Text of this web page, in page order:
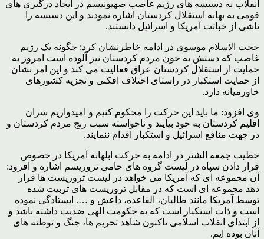
انقلاب به دسیسه های رژیم غاصب صهیونیسم در ایجاد درگیری های
قومی به بهانه استقلال کردستان اشاره نمودند و این دسیسه را
ناشی از خباثت آمریکا و اسرائیل دانستند.
حجت الاسلام موسوی در ادامه خاطرنشان کرد: چگونه یک رژیم
غاصب که دستش به خون مردم کردستان نیز آلوده است امروز به
حمایت از استقلال کردستان عراق فعالیت می کند و این امر نشان
از حمایت استکبار در راستای اختلاف افکنی و تجزیه کشور‌های
خاورمیانه دارد.
وی افزود: ما باید این حرکت را محکوم کنیم و امیدواریم سران
اقلیم کردستان به خود بیایند و ناخواسته سبب رنج مردم کردستان و
در جهت منافع اسرائیل و استکبار اقدام ننمایند.
خطیب جمعه الشتر در ادامه به حرکت ابلهانه آمریکا در خصوص
قرار دادن سپاه در لیست گروه های حامی تروریسم اشاره و افزود:
آن مجموعه ای که آمریکا می خواهد در لیست تروریست ها قرار
دهد مجموعه ای است که در مقابل تروریست های تربیت شده
توسط آمریکا مانند طالبان، القاعده، داعش و …. ایستادگی نموده
است و ذات استکبار است که به حکومت الهی ضدیت داشته باشد و
از ابتدای انقلاب اسلامی تاکنون شاهد تحریم ها، جنگ و توطئه های
آنان بوده ایم.